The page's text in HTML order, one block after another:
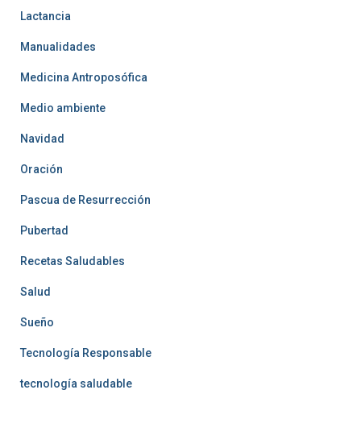
Lactancia
Manualidades
Medicina Antroposófica
Medio ambiente
Navidad
Oración
Pascua de Resurrección
Pubertad
Recetas Saludables
Salud
Sueño
Tecnología Responsable
tecnología saludable